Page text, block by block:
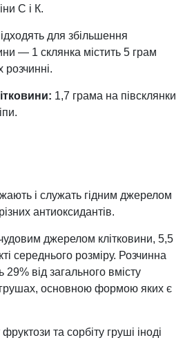
С і К.
для збільшення
— 1 склянка містить 5 грам
розчинні.
1,7 грама на півсклянки
і служать гідним джерелом
антиоксидантів.
джерелом клітковини, 5,5
середнього розміру. Розчинна
29% від загального вмісту
основною формою яких є
та сорбіту груші іноді